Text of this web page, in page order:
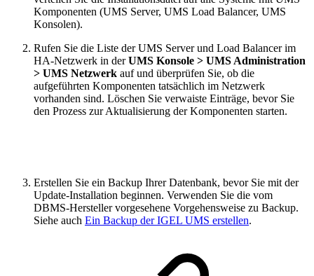
Komponenten (UMS Server, UMS Load Balancer, UMS
Konsolen).
Rufen Sie die Liste der UMS Server und Load Balancer im
HA-Netzwerk in derUMS Konsole > UMS Administration
> UMS Netzwerk auf und überprüfen Sie, ob die
aufgeführten Komponenten tatsächlich im Netzwerk
vorhanden sind. Löschen Sie verwaiste Einträge, bevor Sie
den Prozess zur Aktualisierung der Komponenten starten.
Erstellen Sie ein Backup Ihrer Datenbank, bevor Sie mit der
Update-Installation beginnen. Verwenden Sie die vom
DBMS-Hersteller vorgesehene Vorgehensweise zu Backup.
Siehe auch Ein Backup der IGEL UMS erstellen.